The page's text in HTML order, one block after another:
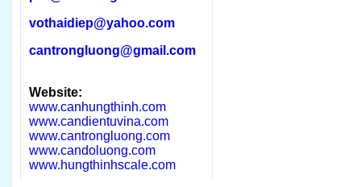
vothaidiep@yahoo.com
cantrongluong@gmail.com
Website:
www.canhungthinh.com
www.candientuvina.com
www.cantrongluong.com
www.candoluong.com
www.hungthinhscale.com